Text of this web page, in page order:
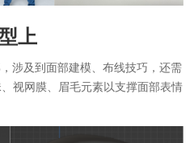
上
涉及到面部建模、布线技巧，还需
视网膜、眉毛元素以支撑面部表情